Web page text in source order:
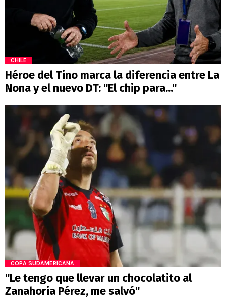
CHILE
Héroe del Tino marca la diferencia entre La
Nona y el nuevo DT: "El chip para..."
COPA SUDAMERICANA
"Le tengo que llevar un chocolatito al
Zanahoria Pérez, me salvó"